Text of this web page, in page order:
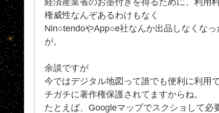
権威性なんぞあるわけもなく
Nin○tendoやApp○e社なんか出品しなくな
が。
余談ですが
今ではデジタル地図って誰でも便利に利用
チガチに著作権保護されてますからね。
たとえば、Googleマップでスクショして必